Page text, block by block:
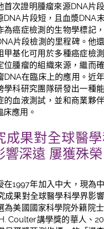
首次證明腫瘤來源DNA片
DNA片段短，且血漿DNA
為癌症檢測的生物學標記
片段檢測的里程碑。他
甲基化可用於多種癌症檢
位腫瘤的組織來源，繼而
DNA在臨床上的應用。近
學科研究團隊研發出一種
的血液測試，並和商業夥
床應用。
成果對全球醫
響深遠 屢獲殊榮
在1997年加入中大，現為
果對全球醫學科學界影響
為美國國家科學院外籍院
Coulter講學獎的華人、